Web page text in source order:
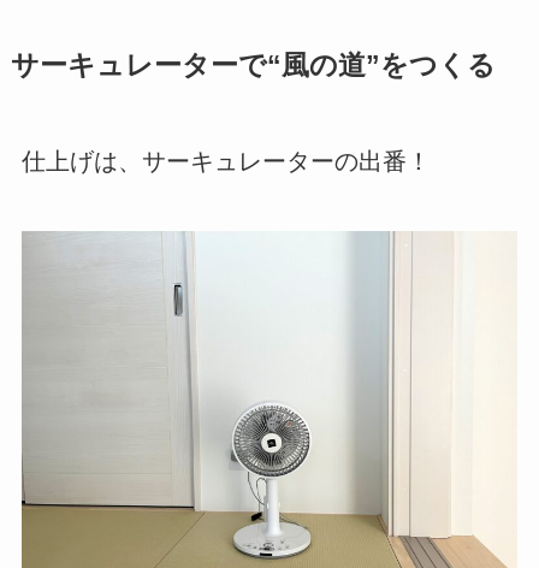
サーキュレーターで“風の道”をつくる
仕上げは、サーキュレーターの出番！